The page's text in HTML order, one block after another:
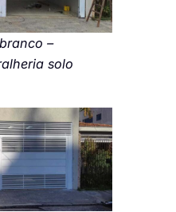
–
solo